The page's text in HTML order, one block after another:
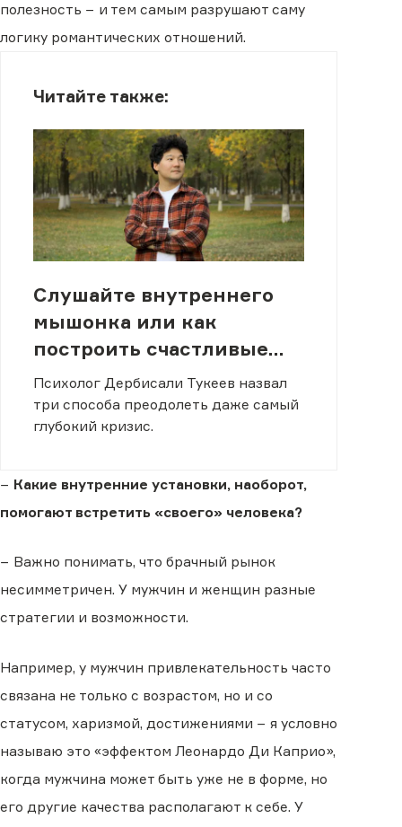
полезность − и тем самым разрушают саму
логику романтических отношений.
Читайте также:
Слушайте внутреннего
мышонка или как
построить счастливые
отношения
Психолог Дербисали Тукеев назвал
три способа преодолеть даже самый
глубокий кризис.
− Какие внутренние установки, наоборот,
помогают встретить «своего» человека?
− Важно понимать, что брачный рынок
несимметричен. У мужчин и женщин разные
стратегии и возможности.
Например, у мужчин привлекательность часто
связана не только с возрастом, но и со
статусом, харизмой, достижениями − я условно
называю это «эффектом Леонардо Ди Каприо»,
когда мужчина может быть уже не в форме, но
его другие качества располагают к себе. У